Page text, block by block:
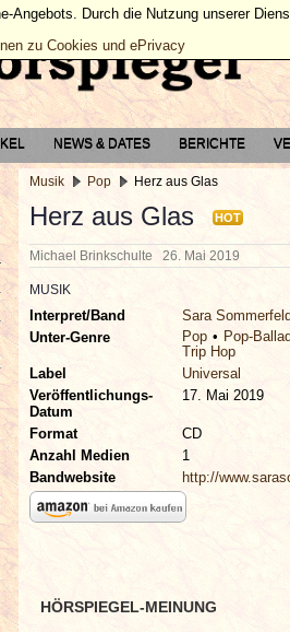
NEWS & DATES BERICHTE
Musik Pop Herz aus Glas
Herz aus Glas HOT
Michael Brinkschulte 26. Mai 2019
MUSIK
Interpret/Band
Sara
Unter-Genre
Pop Pop-
Trip Hop
Label
Universal
Veröffentlichungs-
Datum
17. Mai 2019
Format
CD
Anzahl Medien
1
Bandwebsite
http://
HÖRSPIEGEL-MEINUNG
Angebots. Durch die Nutzung unserer
zu Cookies und ePrivacy